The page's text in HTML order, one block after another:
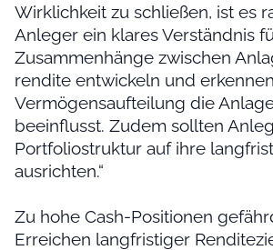
Wirklichkeit zu schließen, ist es
Anleger ein klares Verständnis
Zusammenhänge zwischen
rendite entwickeln und
Vermögensaufteilung die
beeinflusst. Zudem sollten
Portfoliostruktur auf ihre
ausrichten.“
Zu hohe Cash-Positionen
Erreichen langfristiger